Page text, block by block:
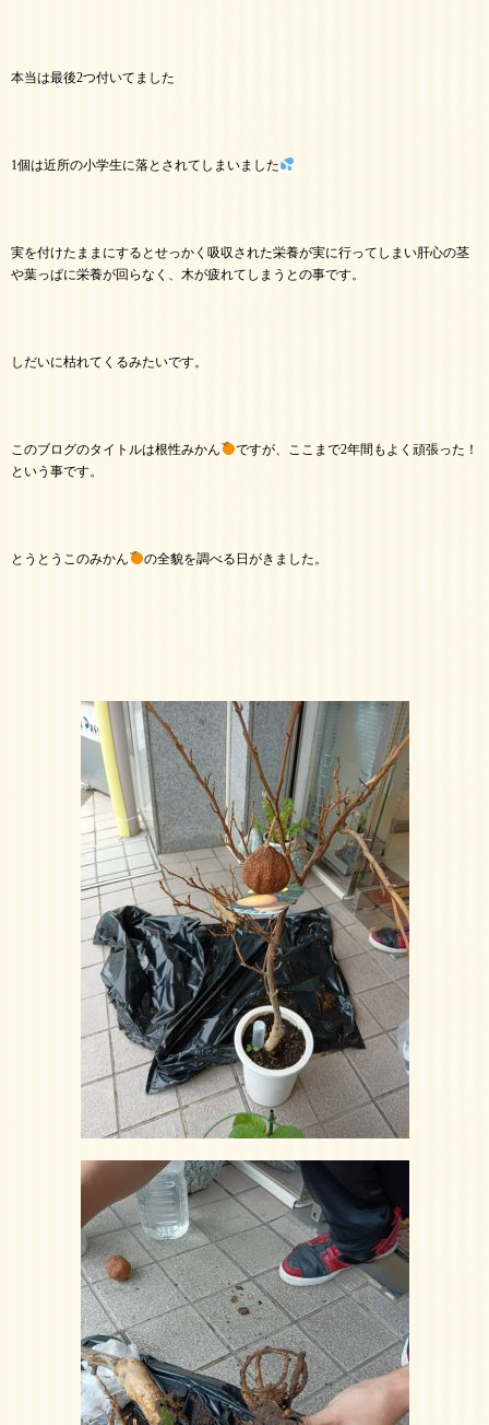
本当は最後2つ付いてました
1個は近所の小学生に落とされてしまいました
実を付けたままにするとせっかく吸収された栄養が実に行ってしまい肝心の茎
や葉っぱに栄養が回らなく、木が疲れてしまうとの事です。
しだいに枯れてくるみたいです。
このブログのタイトルは根性みかん
ですが、ここまで2年間もよく頑張った！
という事です。
とうとうこのみかん の全貌を調べる日がきました。